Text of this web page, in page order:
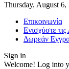
Thursday, August 6,
Επικοινωνία
Ενισχύστε
Δωρεάν
Sign in
Welcome! Log into